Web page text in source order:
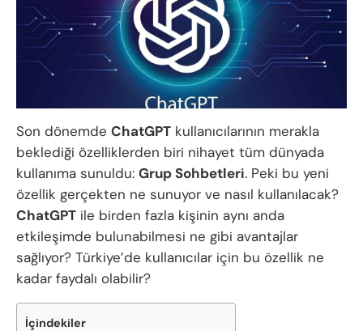
Son dönemde ChatGPT kullanıcılarının merakla
beklediği özelliklerden biri nihayet tüm dünyada
kullanıma sunuldu: Grup Sohbetleri. Peki bu yeni
özellik gerçekten ne sunuyor ve nasıl kullanılacak?
ChatGPT ile birden fazla kişinin aynı anda
etkileşimde bulunabilmesi ne gibi avantajlar
sağlıyor? Türkiye’de kullanıcılar için bu özellik ne
kadar faydalı olabilir?
İçindekiler